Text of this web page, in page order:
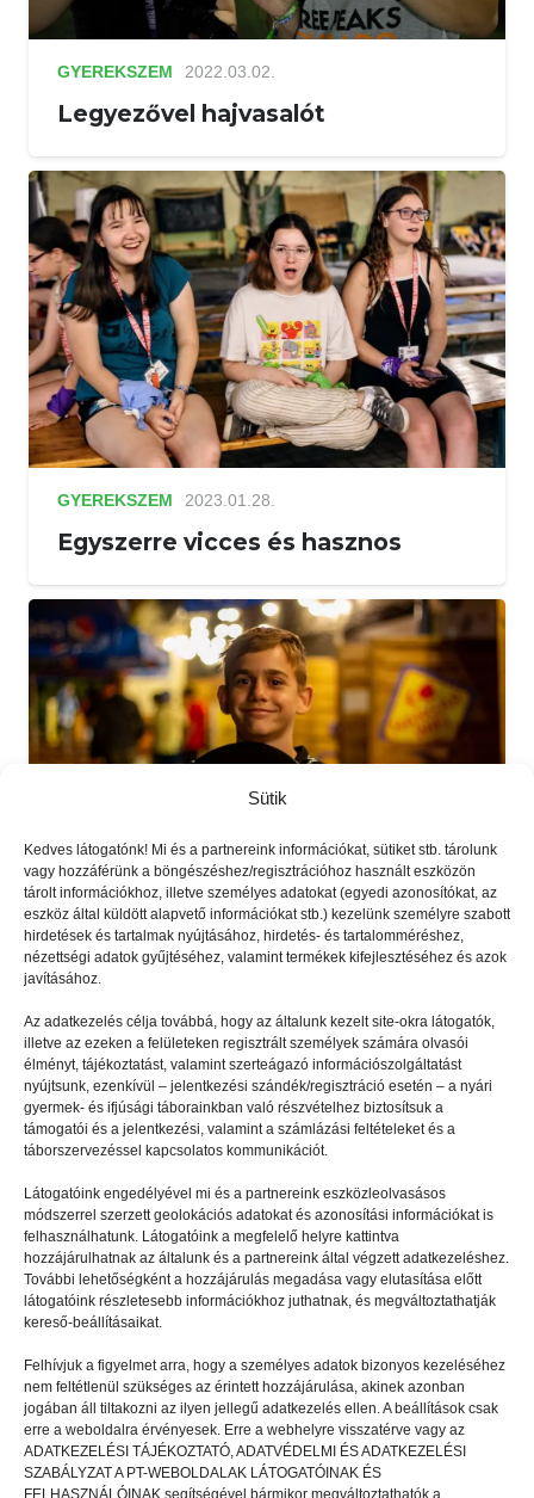
Sütik
Kedves látogatónk! Mi és a partnereink információkat, sütiket stb. tárolunk
vagy hozzáférünk a böngészéshez/regisztrációhoz használt eszközön
tárolt információkhoz, illetve személyes adatokat (egyedi azonosítókat, az
eszköz által küldött alapvető információkat stb.) kezelünk személyre szabott
hirdetések és tartalmak nyújtásához, hirdetés- és tartalomméréshez,
nézettségi adatok gyűjtéséhez, valamint termékek kifejlesztéséhez és azok
javításához.
Az adatkezelés célja továbbá, hogy az általunk kezelt site-okra látogatók,
illetve az ezeken a felületeken regisztrált személyek számára olvasói
élményt, tájékoztatást, valamint szerteágazó információszolgáltatást
nyújtsunk, ezenkívül – jelentkezési szándék/regisztráció esetén – a nyári
gyermek- és ifjúsági táborainkban való részvételhez biztosítsuk a
támogatói és a jelentkezési, valamint a számlázási feltételeket és a
táborszervezéssel kapcsolatos kommunikációt.
Látogatóink engedélyével mi és a partnereink eszközleolvasásos
módszerrel szerzett geolokációs adatokat és azonosítási információkat is
felhasználhatunk. Látogatóink a megfelelő helyre kattintva
hozzájárulhatnak az általunk és a partnereink által végzett adatkezeléshez.
További lehetőségként a hozzájárulás megadása vagy elutasítása előtt
látogatóink részletesebb információkhoz juthatnak, és megváltoztathatják
kereső-beállításaikat.
Felhívjuk a figyelmet arra, hogy a személyes adatok bizonyos kezeléséhez
nem feltétlenül szükséges az érintett hozzájárulása, akinek azonban
jogában áll tiltakozni az ilyen jellegű adatkezelés ellen. A beállítások csak
erre a weboldalra érvényesek. Erre a webhelyre visszatérve vagy az
ADATKEZELÉSI TÁJÉKOZTATÓ, ADATVÉDELMI ÉS ADATKEZELÉSI
SZABÁLYZAT A PT-WEBOLDALAK LÁTOGATÓINAK ÉS
FELHASZNÁLÓINAK segítségével bármikor megváltoztathatók a
GYEREKSZEM 2022.03.02.
Legyezővel hajvasalót
GYEREKSZEM 2023.01.28.
Egyszerre vicces és hasznos
GYEREKSZEM 2024.06.18.
Utolsó nap csak anyukánk örült
GYEREKSZEM 2023.10.20.
Izgalom az első, szomorúság az
utolsó napon